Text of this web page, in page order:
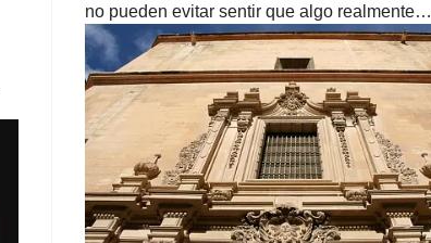
no pueden evitar sentir que algo realmente…